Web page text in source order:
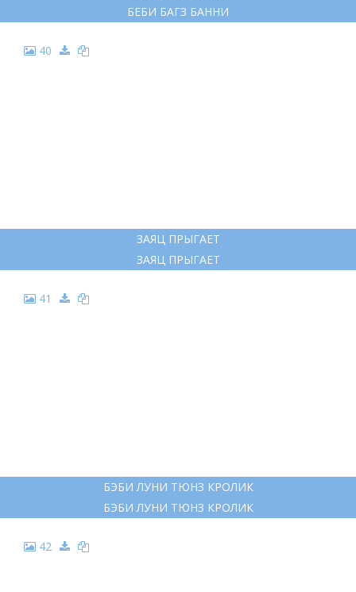
БЕБИ БАГЗ БАННИ
40
ЗАЯЦ ПРЫГАЕТ
ЗАЯЦ ПРЫГАЕТ
41
БЭБИ ЛУНИ ТЮНЗ КРОЛИК
БЭБИ ЛУНИ ТЮНЗ КРОЛИК
42